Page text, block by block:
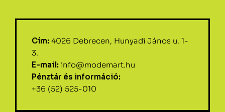
Cím: 4026 Debrecen, Hunyadi János u. 1-
3.
E-mail: info@modemart.hu
Pénztár és információ:
+36 (52) 525-010